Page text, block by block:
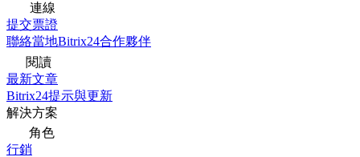
連線
提交票證
聯絡當地Bitrix24合作夥伴
閱讀
最新文章
Bitrix24提示與更新
解決方案
角色
行銷